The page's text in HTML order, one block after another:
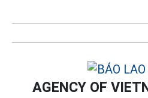
AGENCY OF